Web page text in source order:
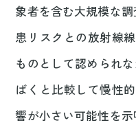
象者を含む大規模な
患リスクとの放射線
ものとして認められ
ばくと比較して慢性
響が小さい可能性を